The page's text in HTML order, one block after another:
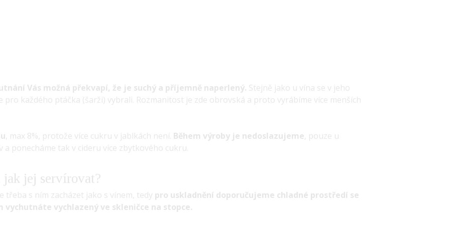
Vás možná překvapí, že je suchý a příjemně naperlený. Stejně jako u vína se v jeho
každého ptáčka (šarži) vybrali. Rozmanitost je zde obrovská a proto vyrábíme více menších
, max 8%, protože více cukru v jablkách není. Během výroby je nedoslazujeme , pouze u
ponecháme tak v cideru více zbytkového cukru.
jej servírovat?
třeba s ním zacházet jako s vínem, tedy pro uskladnění doporučujeme chladné prostředí se
vychlazený ve skleničce na stopce.